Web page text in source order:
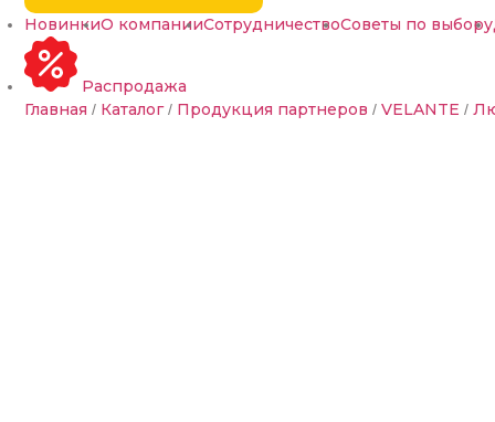
НовинкиО компанииСотрудничествоСоветы по выбору
Распродажа
Главная / Каталог/ Продукция партнеров / VELANTE /